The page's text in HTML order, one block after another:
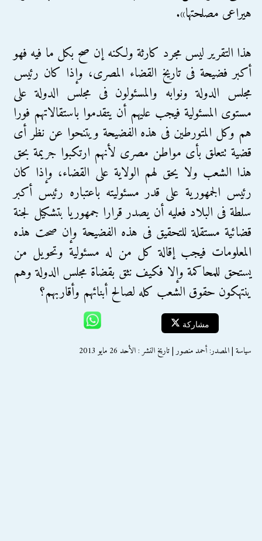
هيراعى مصلحتها».
هذا التقرير ليس مجرد كارثة ولكنه إن صح بكل ما فيه فهو
أكبر فضيحة فى تاريخ القضاء المصرى، وإذا كان رئيس
مجلس الدولة ونوابه والمسئولون فى مجلس الدولة على
مستوى المسئولية فيجب عليهم أن يتقدموا باستقالاتهم فورا
هم وكل المتورطين فى هذه الفضيحة ويتنحوا عن نظر أى
قضية تتعلق بأى مواطن مصرى لأنهم ارتكبوا جريمة بحق
هذا الشعب ولا يحق لهم الولاية على القضاء، وإذا كان
رئيس الجمهورية على قدر مسئوليته باعتباره رئيس أكبر
سلطة فى البلاد فعليه أن يصدر قرارا جمهوريا بتشكيل لجنة
قضائية مستقلة للتحقيق فى هذه الفضيحة وإن صحت هذه
المعلومات فيجب إقالة كل من له مسئولية وتحويل من
يستحق للمحاكمة وإلا فكيف نثق بقضاة مجلس الدولة وهم
ينتهكون حقوق الشعب كله لصالح أبنائهم وأقاربهم؟
مشاركة
سياسة | المصدر: أحمد منصور | تاريخ النشر : الأحد 26 مايو 2013